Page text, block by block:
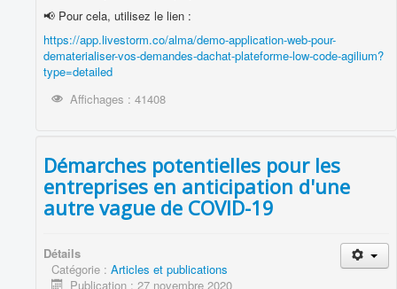
📢 Pour cela, utilisez le lien :
https://app.livestorm.co/alma/demo-application-web-pour-
dematerialiser-vos-demandes-dachat-plateforme-low-code-agilium?
type=detailed
Affichages : 41408
Démarches potentielles pour les
entreprises en anticipation d'une
autre vague de COVID-19
Détails
Catégorie : Articles et publications
Publication : 27 novembre 2020